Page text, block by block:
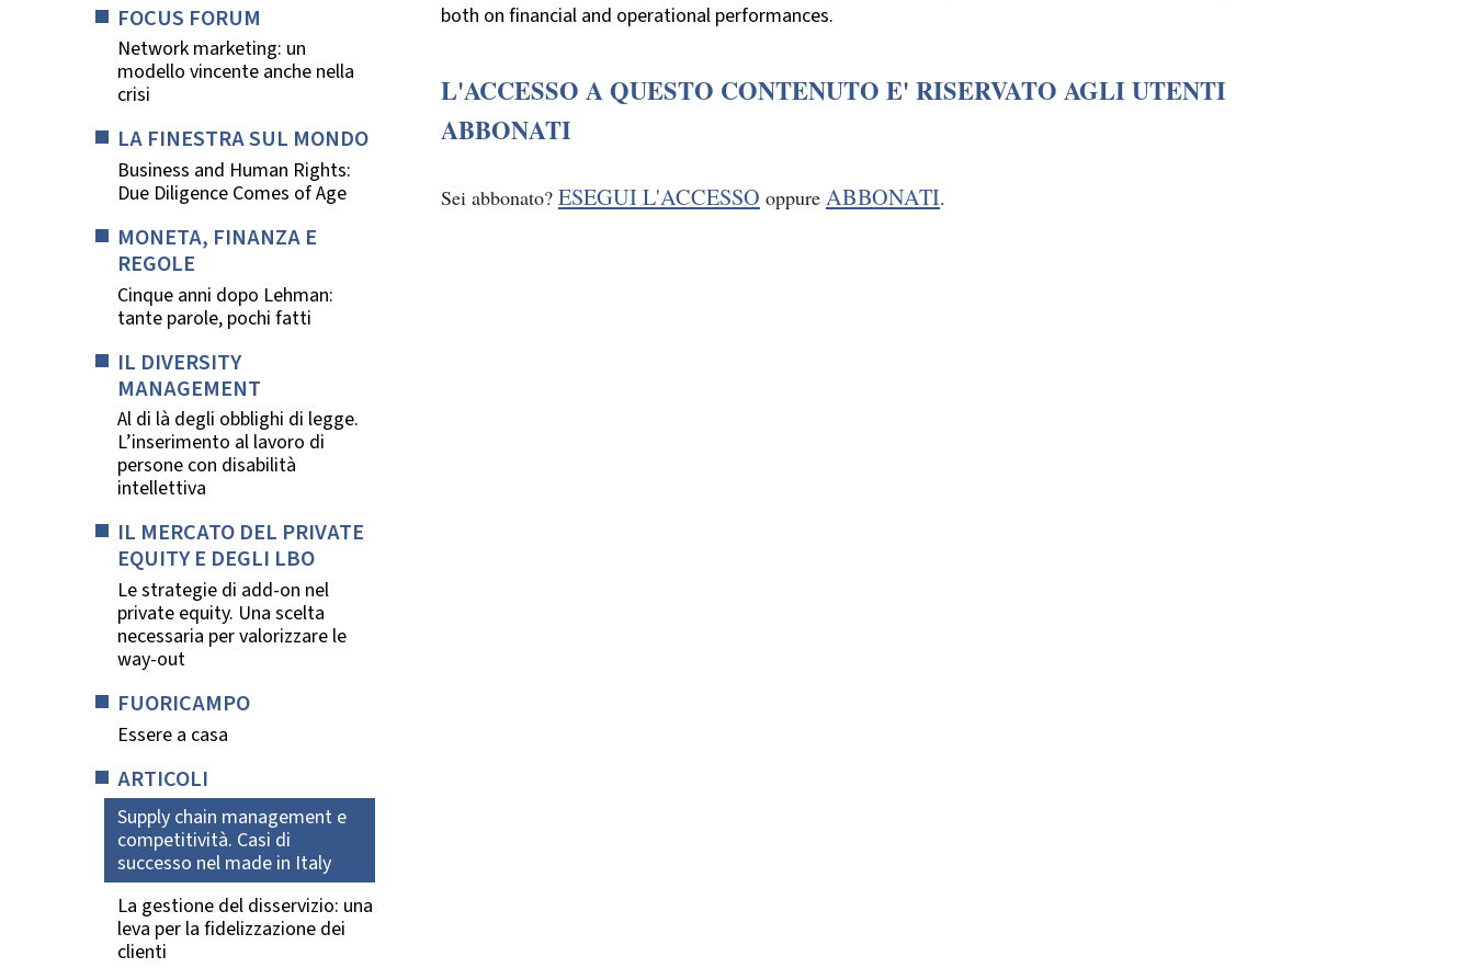
FOCUS FORUM
Network marketing: un
modello vincente anche nella
crisi
LA FINESTRA SUL MONDO
Business and Human Rights:
Due Diligence Comes of Age
MONETA, FINANZA E
REGOLE
Cinque anni dopo Lehman:
tante parole, pochi fatti
IL DIVERSITY
MANAGEMENT
Al di là degli obblighi di legge.
L’inserimento al lavoro di
persone con disabilità
intellettiva
IL MERCATO DEL PRIVATE
EQUITY E DEGLI LBO
Le strategie di add-on nel
private equity. Una scelta
necessaria per valorizzare le
way-out
FUORICAMPO
Essere a casa
ARTICOLI
Supply chain management e
competitività. Casi di
successo nel made in Italy
La gestione del disservizio: una
leva per la fidelizzazione dei
clienti
both on financial and operational performances.
L'ACCESSO A QUESTO CONTENUTO E' RISERVATO AGLI UTENTI
ABBONATI
Sei abbonato? ESEGUI L'ACCESSO oppure ABBONATI.